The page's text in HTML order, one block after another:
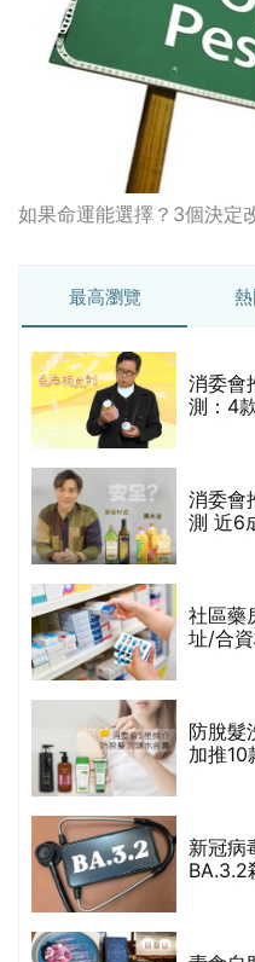
如果命運能選擇？3個決定
最高瀏覽
消委會
測：4
消委會
測 近6
社區藥
址/合
防脫髮
加推10
新冠病
BA.3.2